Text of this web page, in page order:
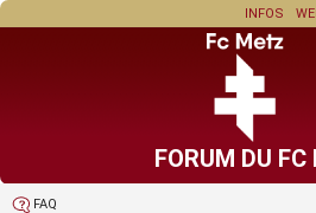
INFOS
FORUM DU
FAQ